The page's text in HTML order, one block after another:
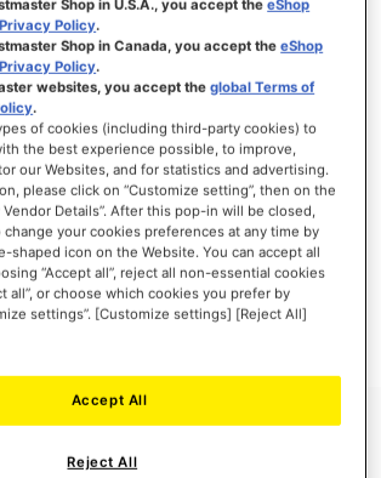
Esqueceu-se da Palavra-passe?
muitas vantagens: finalizar as encomendas mais
que uma morada, seguir o estado das suas encomendas e
CRIAR UMA CONTA
Shop in U.S.A., you accept theeShop
Privacy Policy.
Shop in Canada, you accept theeShop
Privacy Policy.
websites, you accept theglobal Terms of
.
of cookies (including third-party cookies) to
the best experience possible, to improve,
our Websites, and for statistics and advertising.
please click on “Customize setting”, then on the
Vendor Details”. After this pop-in will be closed,
your cookies preferences at any time by
shaped icon on the Website. You can accept all
“Accept all”, reject all non-essential cookies
all”, or choose which cookies you prefer by
settings”. [Customize settings] [Reject All]
Reject All
Accept All